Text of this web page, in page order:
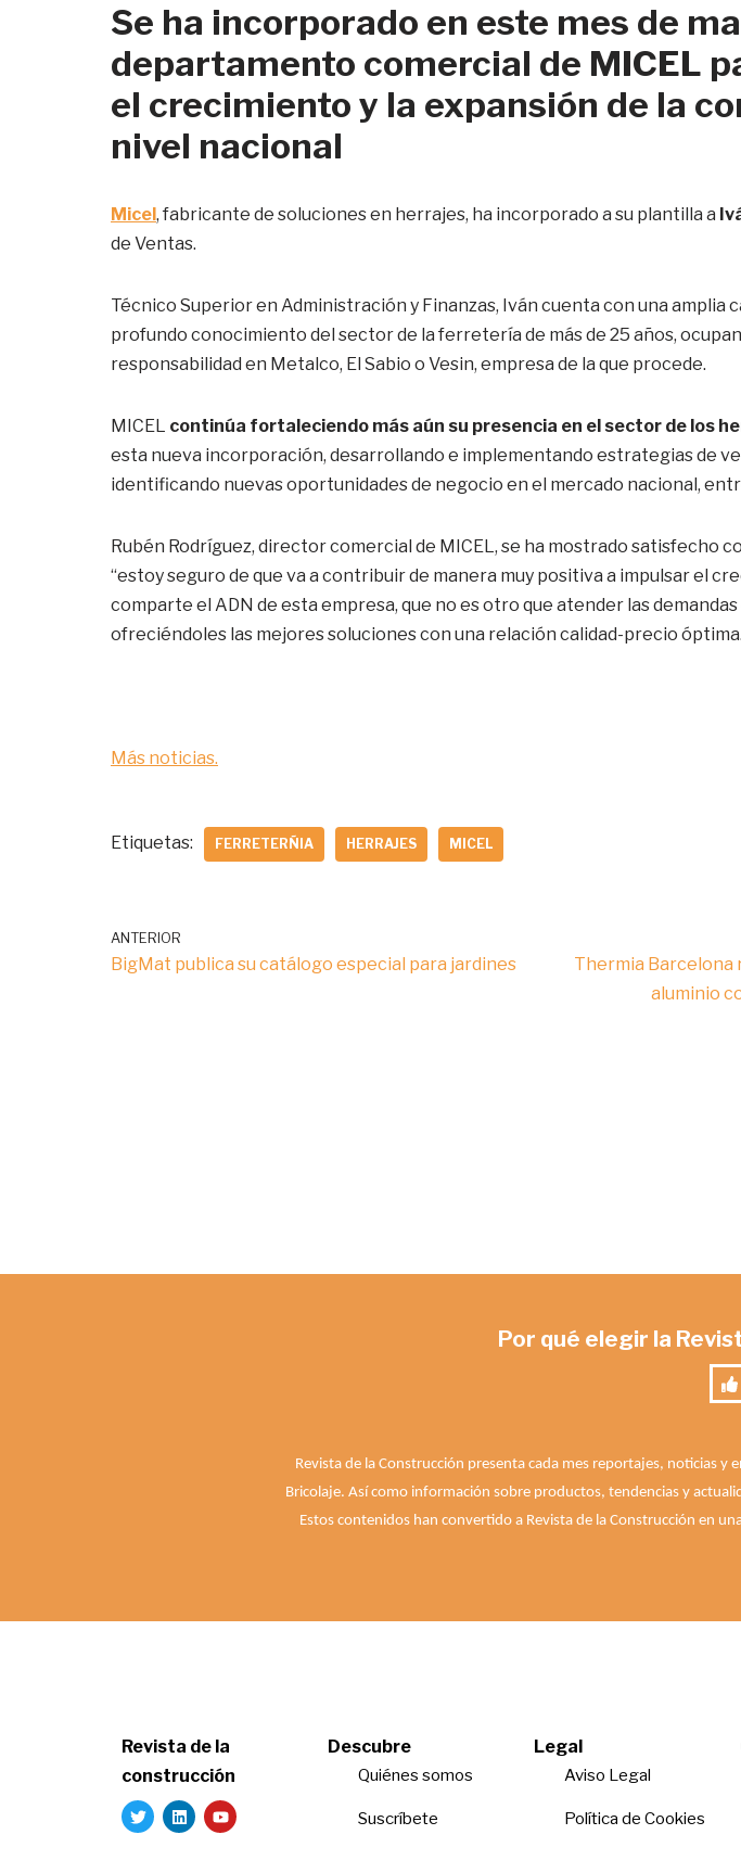
Se ha incorporado en este mes de
departamento comercial de MICEL
el crecimiento y la expansión de la
nivel nacional
Micel, fabricante de soluciones en herrajes, ha incorporado a su plantilla a
de Ventas.
Técnico Superior en Administración y Finanzas, Iván cuenta con una amplia
profundo conocimiento del sector de la ferretería de más de 25 años,
responsabilidad en Metalco, El Sabio o Vesin, empresa de la que procede.
MICEL continúa fortaleciendo más aún su presencia en el sector de los
esta nueva incorporación, desarrollando e implementando estrategias de
identificando nuevas oportunidades de negocio en el mercado nacional,
Rubén Rodríguez, director comercial de MICEL, se ha mostrado satisfecho
“estoy seguro de que va a contribuir de manera muy positiva a impulsar el
comparte el ADN de esta empresa, que no es otro que atender las
ofreciéndoles las mejores soluciones con una relación calidad-precio
Más noticias.
Etiquetas: FERRETERÑIA HERRAJES MICEL
ANTERIOR
BigMat publica su catálogo especial para jardines
Thermia Barcelona
aluminio
Por qué elegir la
Revista de la Construcción presenta cada mes reportajes, noticias
Bricolaje. Así como información sobre productos, tendencias y
Estos contenidos han convertido a Revista de la Construcción en
Revista de la
construcción
Descubre
Quiénes somos
Suscríbete
Legal
Aviso Legal
Política de Cookies